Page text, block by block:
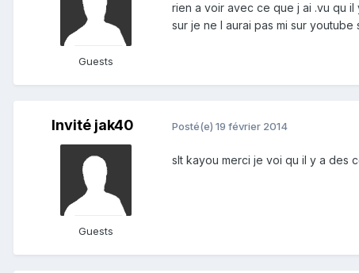
Guests
rien a voir avec ce que j ai .vu qu
sur je ne l aurai pas mi sur youtube
Invité jak40
Guests
Posté(e) 19 février 2014
slt kayou merci je voi qu il y a des